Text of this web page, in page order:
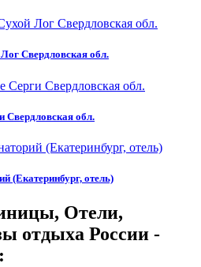
Свердловская обл.
Свердловская обл.
(Екатеринбург, отель)
Отели,
отдыха России -